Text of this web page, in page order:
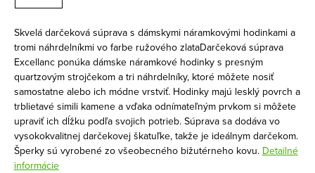
Skvelá darčeková súprava s dámskymi náramkovými hodinkami a
tromi náhrdelníkmi vo farbe ružového zlataDarčeková súprava
Excellanc ponúka dámske náramkové hodinky s presným
quartzovým strojčekom a tri náhrdelníky, ktoré môžete nosiť
samostatne alebo ich módne vrstviť. Hodinky majú lesklý povrch a
trblietavé simili kamene a vďaka odnímateľným prvkom si môžete
upraviť ich dĺžku podľa svojich potrieb. Súprava sa dodáva vo
vysokokvalitnej darčekovej škatuľke, takže je ideálnym darčekom.
Šperky sú vyrobené zo všeobecného bižutérneho kovu. Detailné
informácie